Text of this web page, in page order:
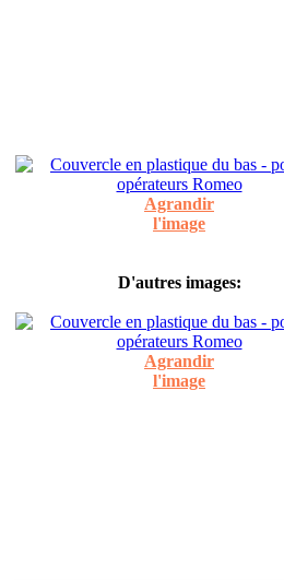
Agrandir
l'image
D'autres images:
Agrandir
l'image